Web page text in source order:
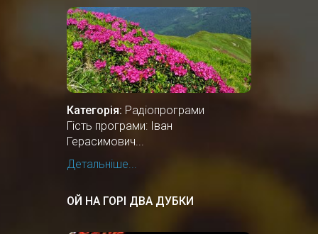
ЗВИЧАЯХ УКРАЇНСЬКОГО
НАРОДУ
Категорія: Радіопрограми
Гість програми: Іван
Герасимович...
Детальніше...
ОЙ НА ГОРІ ДВА ДУБКИ